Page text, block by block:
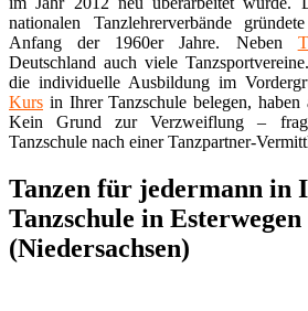
nationalen Tanzlehrerverbände
Anfang der 1960er Jahre. Neben
Deutschland auch viele
die individuelle Ausbildung im
Kurs in Ihrer Tanzschule belegen, haben
Kein Grund zur Verzweiflung –
Tanzschule nach einer Tanzpartner-
Tanzen für jedermann in
Tanzschule in Esterwegen
(Niedersachsen)